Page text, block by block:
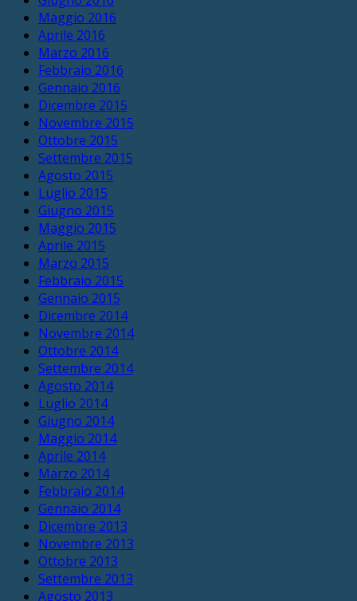
Maggio 2016
Aprile 2016
Marzo 2016
Febbraio 2016
Gennaio 2016
Dicembre 2015
Novembre 2015
Ottobre 2015
Settembre 2015
Agosto 2015
Luglio 2015
Giugno 2015
Maggio 2015
Aprile 2015
Marzo 2015
Febbraio 2015
Gennaio 2015
Dicembre 2014
Novembre 2014
Ottobre 2014
Settembre 2014
Agosto 2014
Luglio 2014
Giugno 2014
Maggio 2014
Aprile 2014
Marzo 2014
Febbraio 2014
Gennaio 2014
Dicembre 2013
Novembre 2013
Ottobre 2013
Settembre 2013
Agosto 2013